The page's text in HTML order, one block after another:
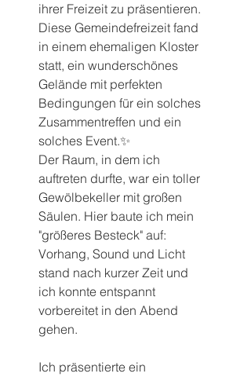
ihrer Freizeit zu präsentieren.
Diese Gemeindefreizeit fand
in einem ehemaligen Kloster
statt, ein wunderschönes
Gelände mit perfekten
Bedingungen für ein solches
Zusammentreffen und ein
solches Event.✨
Der Raum, in dem ich
auftreten durfte, war ein toller
Gewölbekeller mit großen
Säulen. Hier baute ich mein
"größeres Besteck" auf:
Vorhang, Sound und Licht
stand nach kurzer Zeit und
ich konnte entspannt
vorbereitet in den Abend
gehen.
Ich präsentierte ein